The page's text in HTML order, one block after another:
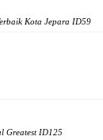
Kota Jepara ID59
Greatest ID125